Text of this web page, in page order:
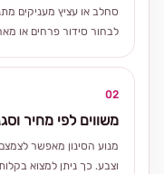
סחלב או עציץ מעניקים
לבחור סידור פרחים או
02
משווים לפי מחיר
מנוע הסינון מאפשר
וצבע. כך ניתן למצוא